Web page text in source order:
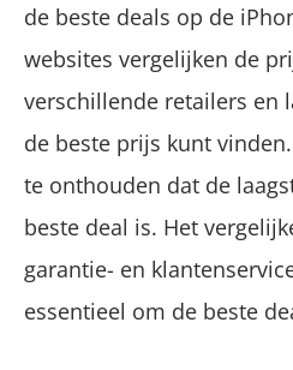
de beste deals op de
websites vergelijken de
verschillende retailers en
de beste prijs kunt
te onthouden dat de
beste deal is. Het
garantie- en
essentieel om de beste